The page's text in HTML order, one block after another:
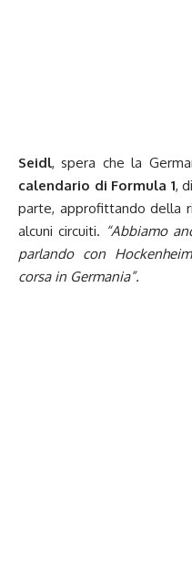
Seidl, spera che la
calendario di Formula 1,
parte, approfittando della
alcuni circuiti. “Abbiamo
parlando con
corsa in Germania”.